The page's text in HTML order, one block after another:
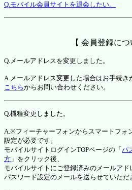
Q.モバイル会員サイトを退会したい。
【 会員登録につ
Q.メールアドレスを変更しました。
A.メールアドレス変更した場合はお手続き
こちらからお問い合わせください。
Q.機種変更しました。
A.※フィーチャーフォンからスマートフォ
設定が必要です。
モバイルサイトログインTOPページの「 パ
方 」をクリック後、
モバイルサイトにご登録済みのメールアド
パスワード設定のメールを送らせていただ